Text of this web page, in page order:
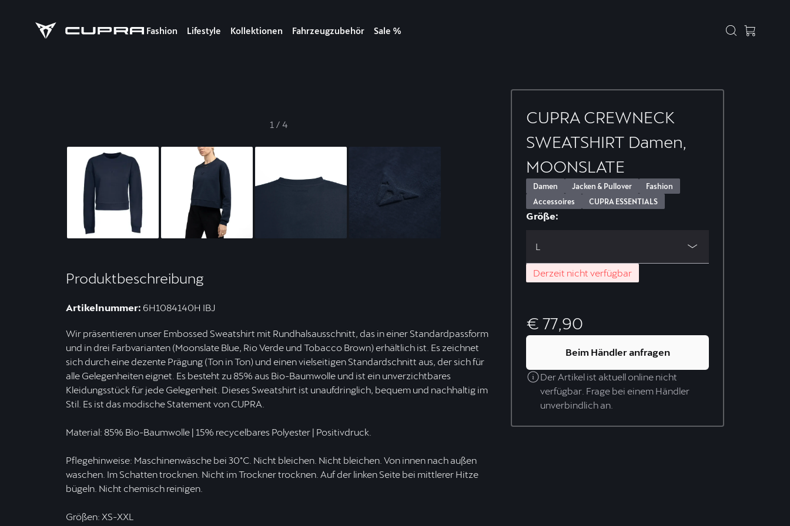
Fashion Lifestyle Kollektionen Fahrzeugzubehör Sale %
1 /4
Produktbeschreibung
Artikelnummer: 6H1084140H IBJ
Wir präsentieren unser Embossed Sweatshirt mit Rundhalsausschnitt, das in einer Standardpassform
und in drei Farbvarianten (Moonslate Blue, Rio Verde und Tobacco Brown) erhältlich ist. Es zeichnet
sich durch eine dezente Prägung (Ton in Ton) und einen vielseitigen Standardschnitt aus, der sich für
alle Gelegenheiten eignet. Es besteht zu 85% aus Bio-Baumwolle und ist ein unverzichtbares
Kleidungsstück für jede Gelegenheit. Dieses Sweatshirt ist unaufdringlich, bequem und nachhaltig im
Stil. Es ist das modische Statement von CUPRA.
Material: 85% Bio-Baumwolle | 15% recycelbares Polyester | Positivdruck.
Pflegehinweise: Maschinenwäsche bei 30°C. Nicht bleichen. Nicht bleichen. Von innen nach außen
waschen. Im Schatten trocknen. Nicht im Trockner trocknen. Auf der linken Seite bei mittlerer Hitze
bügeln. Nicht chemisch reinigen.
Größen: XS-XXL
CUPRA CREWNECK
SWEATSHIRT Damen,
MOONSLATE
Damen Jacken & Pullover
Fashion
Accessoires
CUPRA ESSENTIALS
Größe:
L
Derzeit nicht verfügbar
€ 77,90
Beim Händler anfragen
Der Artikel ist aktuell online nicht
verfügbar. Frage bei einem Händler
unverbindlich an.